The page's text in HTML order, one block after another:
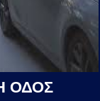
ΟΔΟΣ